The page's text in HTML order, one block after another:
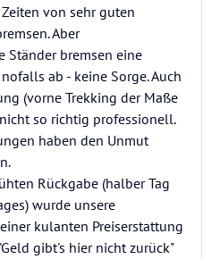
von sehr guten
Aber
Ständer bremsen eine
ab - keine Sorge. Auch
(vorne Trekking der Maße
so richtig professionell.
haben den Unmut
Rückgabe (halber Tag
wurde unsere
kulanten Preiserstattung
gibt's hier nicht zurück"